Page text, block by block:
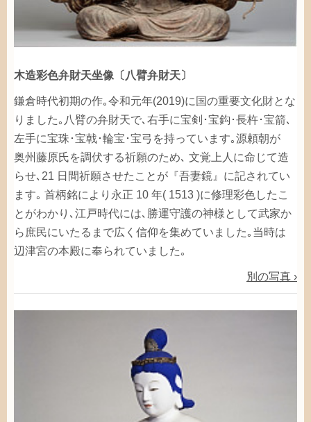
木造彩色弁財天坐像 〔 八臂弁財天〕
鎌倉時代初期の作｡令和元年(2019)に 国の重要文化財とな
りました｡ 八臂の弁財天で､ 右手に宝剣 ･宝鈎 ･長杵･宝箭､
左手に宝珠 ･宝戟･輪宝 ･宝弓 を持っています｡源頼朝が
奥州藤原氏を調伏する祈願のため､ 文覚 上人 に命 じて造
らせ､21 日間祈願させたことが『吾妻鏡 』に記されてい
ます｡ 首柄銘により 永正 10 年( 1513 )に修理彩色したこ
とがわかり､ 江戸時代には､ 勝運守護の神様として武家か
ら 庶民にいたるまで広 く 信仰を集めていました｡ 当時は
辺津宮の本殿に奉られていました｡
別 の写真 ›